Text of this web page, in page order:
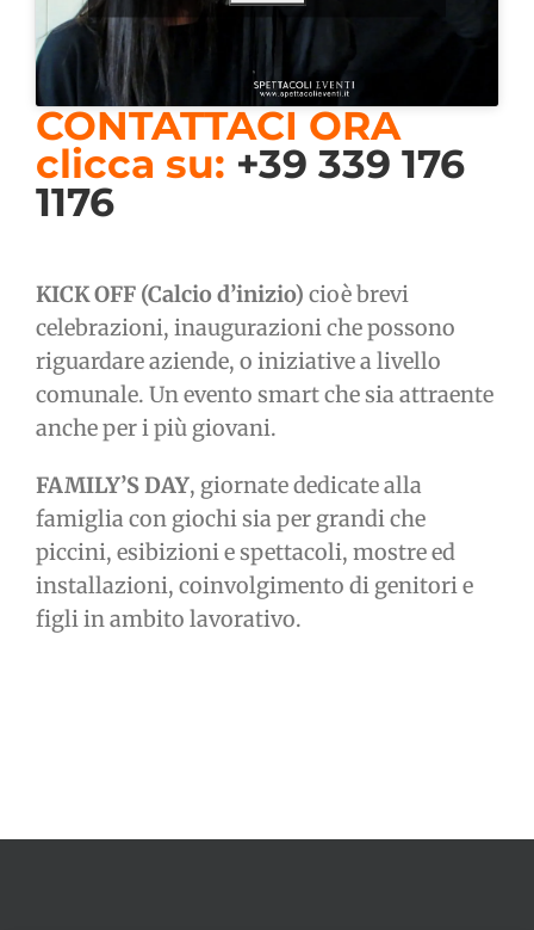
CONTATTACI ORA
clicca su: +39 339 176
1176
KICK OFF (Calcio d’inizio) cioè brevi
celebrazioni, inaugurazioni che possono
riguardare aziende, o iniziative a livello
comunale. Un evento smart che sia attraente
anche per i più giovani.
FAMILY’S DAY, giornate dedicate alla
famiglia con giochi sia per grandi che
piccini, esibizioni e spettacoli, mostre ed
installazioni, coinvolgimento di genitori e
figli in ambito lavorativo.